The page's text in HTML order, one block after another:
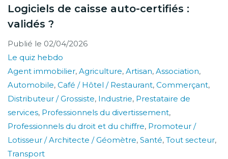
Logiciels de caisse auto-certifiés :
validés ?
Publié le 02/04/2026
Le quiz hebdo
Agent immobilier, Agriculture, Artisan, Association,
Automobile, Café / Hôtel / Restaurant, Commerçant,
Distributeur / Grossiste, Industrie, Prestataire de
services, Professionnels du divertissement,
Professionnels du droit et du chiffre, Promoteur /
Lotisseur / Architecte / Géomètre, Santé, Tout secteur,
Transport